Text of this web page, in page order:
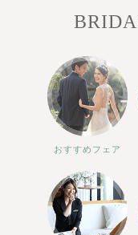
おすすめフェア